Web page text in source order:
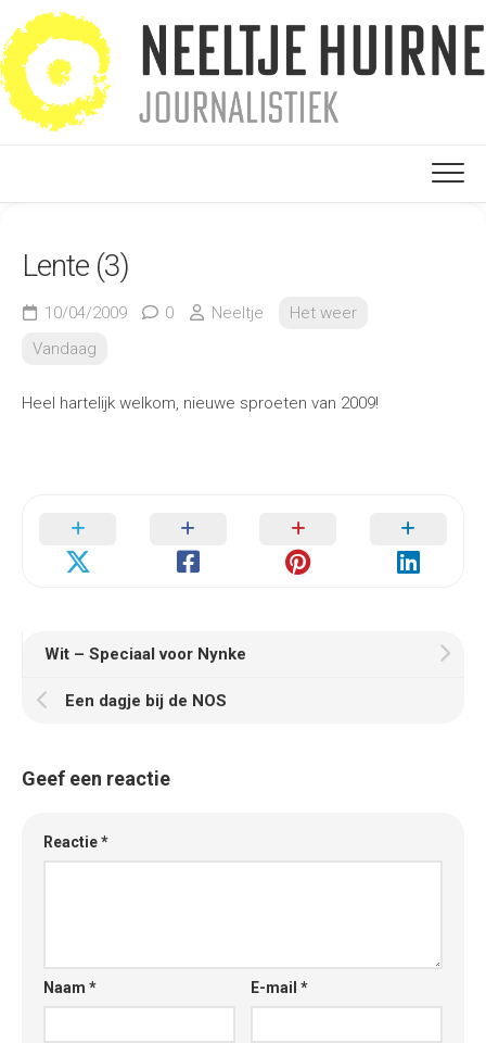
naar
de
inhoud
Lente (3)
10/04/2009 0 Neeltje
Het weer
Vandaag
Heel hartelijk welkom, nieuwe sproeten van 2009!
Wit – Speciaal voor Nynke
Een dagje bij de NOS
Geef een reactie
Reactie*
Naam * E-mail*